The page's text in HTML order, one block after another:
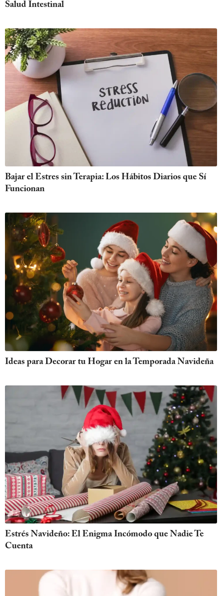
Salud Intestinal
Bajar el Estres sin Terapia: Los Hábitos Diarios que Sí
Funcionan
Ideas para Decorar tu Hogar en la Temporada Navideña
Estrés Navideño: El Enigma Incómodo que Nadie Te
Cuenta